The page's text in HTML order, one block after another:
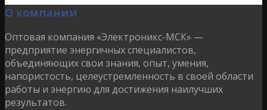
О компании
Оптовая компания «Электроникс-МСК» —
предприятие энергичных специалистов,
объединяющих свои знания, опыт, умения,
напористость, целеустремленность в своей области
работы и энергию для достижения наилучших
результатов.